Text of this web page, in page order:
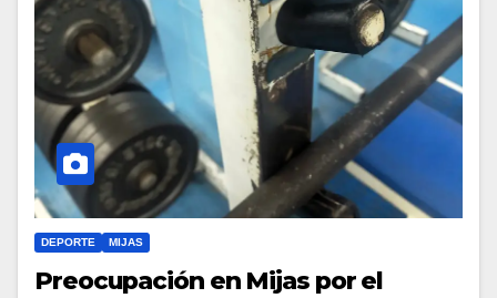
DEPORTE MIJAS
Preocupación en Mijas por el